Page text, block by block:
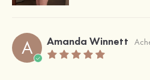
A Amanda Winnett